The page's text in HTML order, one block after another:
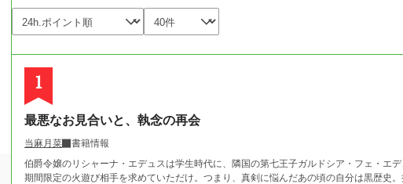
1
最悪なお見合いと、執念の再会
当麻月菜
書籍情報
伯爵令嬢のリシャーナ・エデュスは学生時代に、隣国の第七王子ガルドシア・フェ・エデュアーレか
期間限定の火遊び相手を求めていただけ。つまり、真剣に悩んだあの頃の自分は黒歴史。抹消したい過